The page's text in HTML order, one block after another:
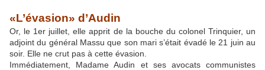
«L’évasion» d’Audin
Or, le 1er juillet, elle apprit de la bouche du colonel Trinquier, un
adjoint du général Massu que son mari s’était évadé le 21 juin au
soir. Elle ne crut pas à cette évasion.
Immédiatement, Madame Audin et ses avocats communistes